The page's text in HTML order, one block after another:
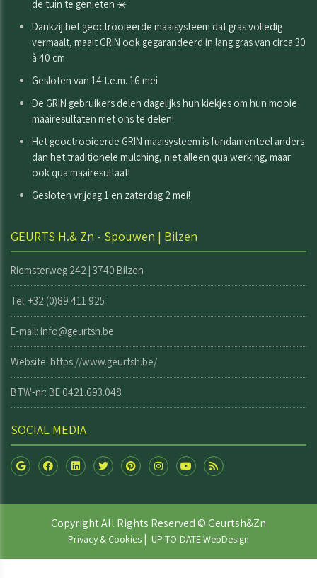
de tuin te genieten ☀️
Dankzij het geoctrooieerde maaisysteem dat gras volledig
vermaalt, maait GRIN ook gegarandeerd in lang gras van circa 30
à 40 cm
Gesloten van 14 t.e.m. 16 mei
De GRIN gebruikers delen dagelijks hun kiekjes om hun mooie
maairesultaten met ons te delen!
Het geoctrooieerde GRIN maaisysteem is fundamenteel anders
dan het traditionele mulching, niet alleen qua werking, maar
ook qua maairesultaat!
Gesloten vrijdag 1 en zaterdag 2 mei!
GEURTS H.& Zn - Spouwen | Bilzen
Riemsterweg 242 | 3740 Bilzen
Tel. +32 (0)89 411 925
E-mail: info@geurtsh.be
Website: https://www.geurtsh.be/
BTW-nr: BE 0421.693.048
SOCIAL MEDIA
Copyright All Rights Reserved © Geurtsh&Zn
Privacy & Cookies | UP-TO-DATE WebDesign